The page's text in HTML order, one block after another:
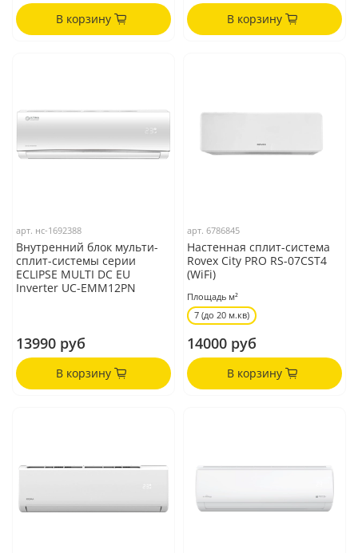
В корзину В корзину
арт. нс-1692388
Внутренний блок мульти-
сплит-системы серии
ECLIPSE MULTI DC EU
Inverter UC-EMM12PN
13990 руб
В корзину
арт.6786845
Настенная сплит-система
Rovex City PRO RS-07CST4
(WiFi)
Площадь м²
7 (до 20 м.кв)
14000 руб
В корзину